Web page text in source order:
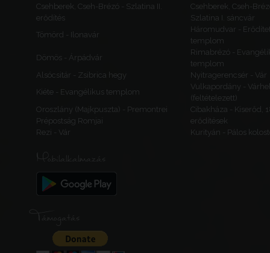
Csehberek, Cseh-Brézó - Szlatina II.
erődítés
Csehberek, Cseh-
Szlatina I. sáncvár
Tömörd - Ilonavár
Háromudvar -
templom
Dömös - Árpádvár
Rimabrézó -
templom
Alsócsitár - Zsibrica hegy
Nyitragerencsér - Vár
Kiéte - Evangélikus templom
Vulkapordány -
(feltételezett)
Oroszlány (Majkpuszta) - Premontrei
Prépostság Romjai
Cibakháza - Kiserőd,
erődítések
Rezi - Vár
Kurityán - Pálos
Mobilalkalmazás
Támogatás